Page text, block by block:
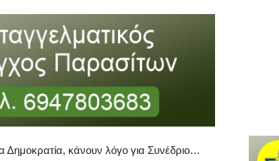
Δημοκρατία, κάνουν λόγο για Συνέδριο…